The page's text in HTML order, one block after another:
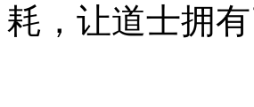
耗，让道士拥